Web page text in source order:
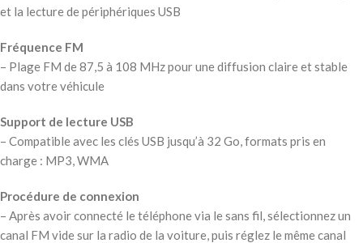
et la lecture de périphériques USB
Fréquence FM
– Plage FM de 87,5 à 108 MHz pour une diffusion claire et stable
dans votre véhicule
Support de lecture USB
– Compatible avec les clés USB jusqu’à 32 Go, formats pris en
charge : MP3, WMA
Procédure de connexion
– Après avoir connecté le téléphone via le sans fil, sélectionnez un
canal FM vide sur la radio de la voiture, puis réglez le même canal